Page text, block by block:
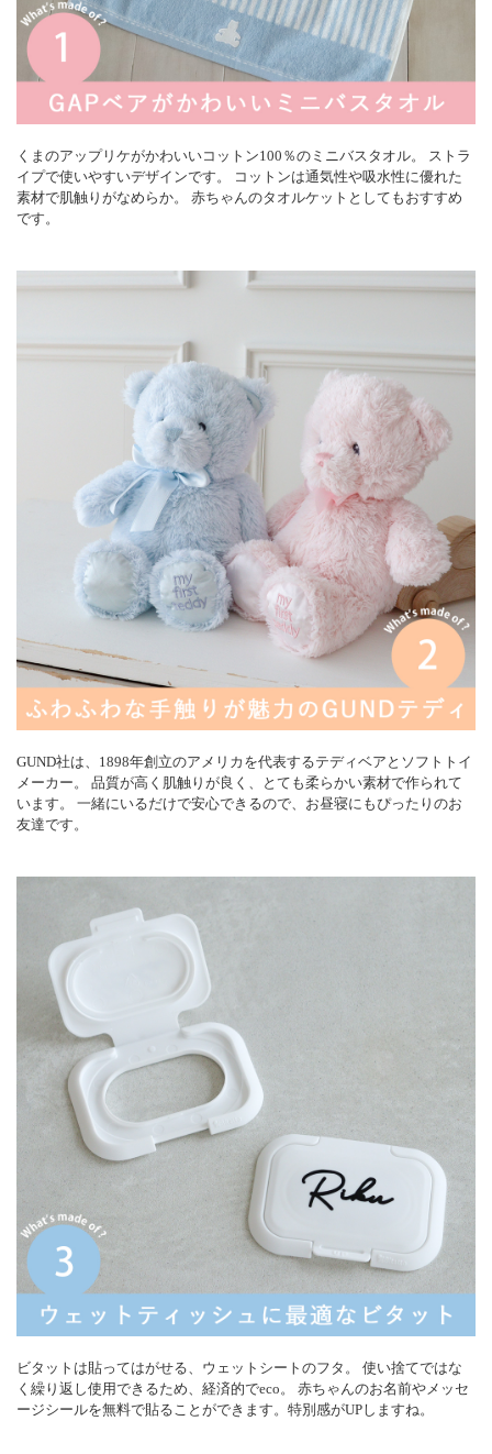
くまのアップリケがかわいいコットン100％のミニバスタオル。 ストラ
イプで使いやすいデザインです。 コットンは通気性や吸水性に優れた
素材で肌触りがなめらか。 赤ちゃんのタオルケットとしてもおすすめ
です。
GUND社は、1898年創立のアメリカを代表するテディベアとソフトトイ
メーカー。 品質が高く肌触りが良く、とても柔らかい素材で作られて
います。 一緒にいるだけで安心できるので、お昼寝にもぴったりのお
友達です。
ビタットは貼ってはがせる、ウェットシートのフタ。 使い捨てではな
く繰り返し使用できるため、経済的でeco。 赤ちゃんのお名前やメッセ
ージシールを無料で貼ることができます。特別感がUPしますね。